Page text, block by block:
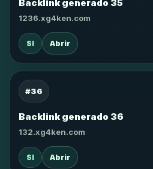
Backlink generado 35
1236.xg4ken.com
SI Abrir
#36
Backlink generado 36
132.xg4ken.com
SI Abrir